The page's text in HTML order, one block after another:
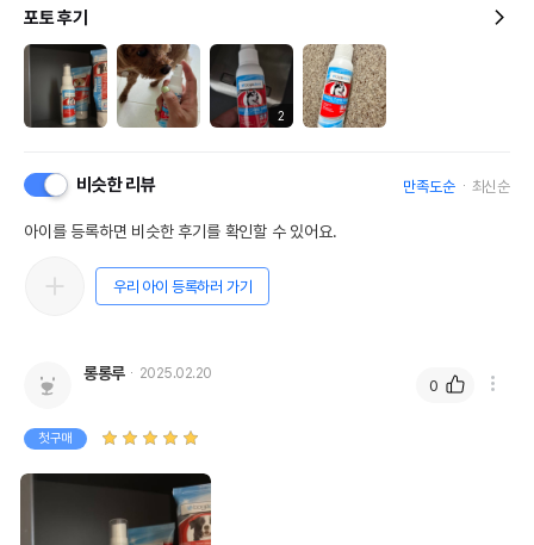
포토 후기
2
비슷한 리뷰 만족도순 최신순
아이를 등록하면 비슷한 후기를 확인할 수 있어요.
우리 아이 등록하러 가기
롱롱루 2025.02.20
첫구매
0